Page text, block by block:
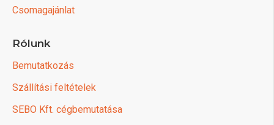
Csomagajánlat
Rólunk
Bemutatkozás
Szállítási feltételek
SEBO Kft. cégbemutatása